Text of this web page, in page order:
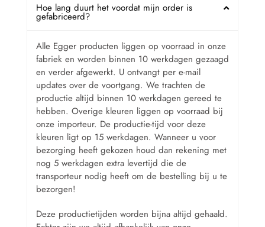
Hoe lang duurt het voordat mijn order is
gefabriceerd?
Alle Egger producten liggen op voorraad in onze
fabriek en worden binnen 10 werkdagen gezaagd
en verder afgewerkt. U ontvangt per e-mail
updates over de voortgang. We trachten de
productie altijd binnen 10 werkdagen gereed te
hebben. Overige kleuren liggen op voorraad bij
onze importeur. De productie-tijd voor deze
kleuren ligt op 15 werkdagen. Wanneer u voor
bezorging heeft gekozen houd dan rekening met
nog 5 werkdagen extra levertijd die de
transporteur nodig heeft om de bestelling bij u te
bezorgen!
Deze productietijden worden bijna altijd gehaald.